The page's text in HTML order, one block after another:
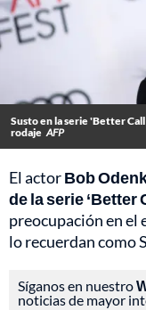
Susto en la serie 'Better
rodaje AFP
El actorBob
de la serie ‘Better
preocupación en el
lo recuerdan como
Síganos en nuestro
noticias de mayor